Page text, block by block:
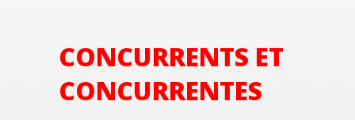
CONCURRENTS ET
CONCURRENTES